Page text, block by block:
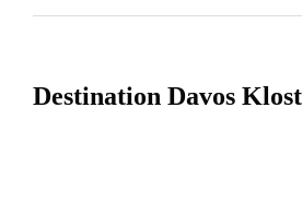
Destination Davos